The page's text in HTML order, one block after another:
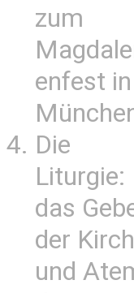
zum
enfest in
Die
Liturgie:
das
der
und